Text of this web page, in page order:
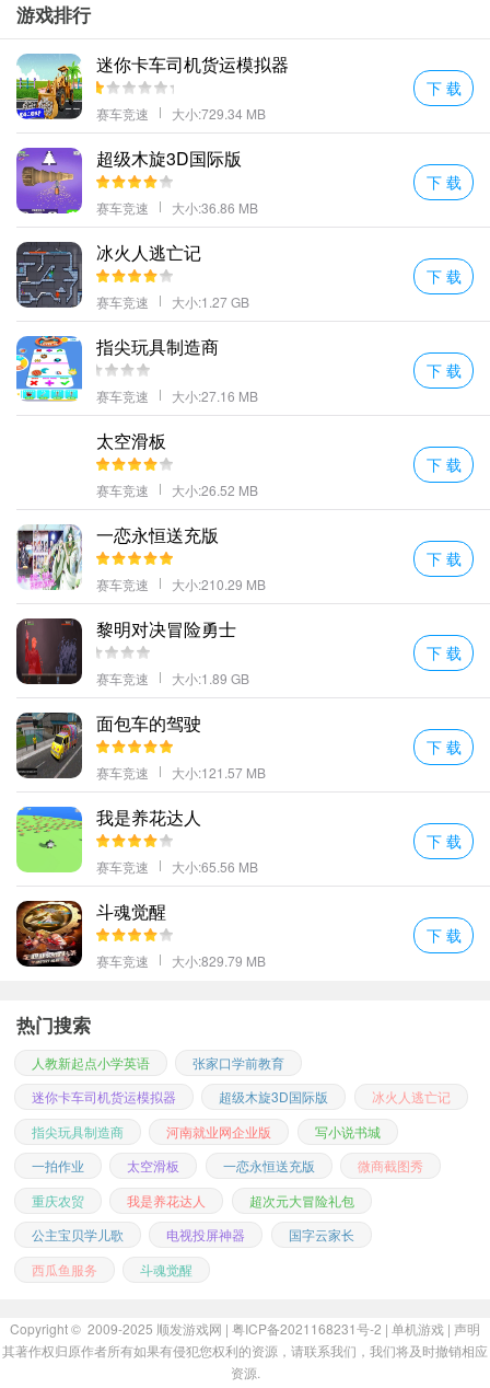
灵活运用自动驾驶功能：
当需要长时间直线飞行或改变高度时，可
以开启自动驾驶模式，但要注意定期检查航向是否正确。对于初学
者来说，合理利用此功能能够有效减轻操作负担。
紧急情况下的应对策略：
遇到突发状况如引擎故障等，应立即切换
至手动控制，并根据实际情况选择迫降地点。记住，安全第一！
二、参数设置建议
合适的参数设置可以让游戏体验更佳：
灵敏度调节：根据个人喜好调整摇杆/键盘的响应速度，推荐值为7
0%-80%，既能保证反应迅速又不会过于敏感导致失控。
视觉效果优化：开启高画质选项虽然会消耗更多资源，但对于营造
沉浸式氛围非常有帮助。如果设备性能允许的话，请尽量开启。
音效配置：适当调高环境声量比例，有助于提高临场感；而降低引
擎噪音则能让沟通更加清晰。
三、不同玩法分析
游戏中提供了多种挑战模式，每种都有其特点：
竞速赛：考验玩家的速度与稳定性，适合追求刺激体验者。优势在
于能快速提升技术水平，缺点是容易造成疲劳。
特技表演：要求玩家具备较高操控能力，通过完成各种高难度动作
来获取分数。优点是可以展示个人风采，不足之处是对新手不太友
好。
长途旅行： 注重耐力与规划，沿途欣赏风景的同时也锻炼了玩家的
耐心。适合喜欢悠闲风格的朋友，不过可能缺乏足够的挑战性。
四、隐藏技巧分享
除了上述常规内容外，还有一些不为人知的小秘密等着你去发现：
利用风向加速：在顺风条件下适当增加油门开度，可以使飞机获得
额外推力从而更快到达目的地。
游戏排行
迷你卡车司机货运模拟器
赛车竞速 大小:729.34 MB
下 载
超级木旋3D国际版
赛车竞速 大小:36.86 MB
下 载
冰火人逃亡记
赛车竞速 大小:1.27 GB
下 载
指尖玩具制造商
赛车竞速 大小:27.16 MB
下 载
太空滑板
赛车竞速 大小:26.52 MB
下 载
一恋永恒送充版
赛车竞速 大小:210.29 MB
下 载
黎明对决冒险勇士
赛车竞速 大小:1.89 GB
下 载
面包车的驾驶
赛车竞速 大小:121.57 MB
下 载
我是养花达人
赛车竞速 大小:65.56 MB
下 载
斗魂觉醒
赛车竞速 大小:829.79 MB
下 载
热门搜索
人教新起点小学英语
张家口学前教育
迷你卡车司机货运模拟器
超级木旋3D国际版
冰火人逃亡记
指尖玩具制造商
河南就业网企业版
写小说书城
一拍作业
太空滑板 一恋永恒送充版
微商截图秀
重庆农贸
我是养花达人
超次元大冒险礼包
公主宝贝学儿歌
电视投屏神器
国字云家长
西瓜鱼服务
斗魂觉醒
Copyright © 2009-2025 顺发游戏网 | 粤ICP备2021168231号-2 | 单机游戏 | 声明
其著作权归原作者所有如果有侵犯您权利的资源，请联系我们，我们将及时撤销相应
资源.